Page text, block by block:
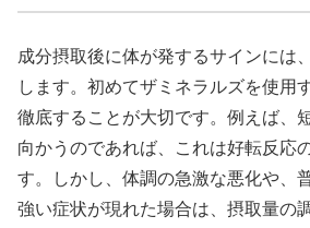
成分摂取後に体が発するサインには
します。初めてザミネラルズを使用
徹底することが大切です。例えば、
向かうのであれば、これは好転反応
す。しかし、体調の急激な悪化や、
強い症状が現れた場合は、摂取量の